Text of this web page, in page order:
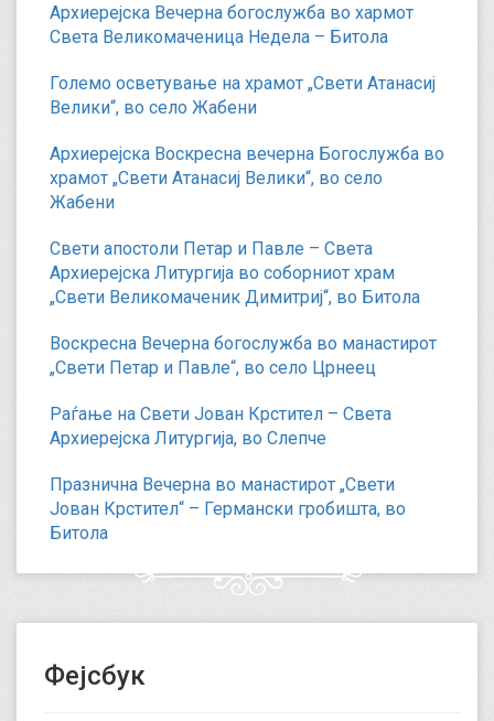
Архиерејска Вечерна богослужба во хармот
Света Великомаченица Недела – Битола
Големо осветување на храмот „Свети Атанасиј
Велики“, во село Жабени
Архиерејска Воскресна вечерна Богослужба во
храмот „Свети Атанасиј Велики“, во село
Жабени
Свети апостоли Петар и Павле – Света
Архиерејска Литургија во соборниот храм
„Свети Великомаченик Димитриј“, во Битола
Воскресна Вечерна богослужба во манастирот
„Свети Петар и Павле“, во село Црнеец
Раѓање на Свети Јован Крстител – Света
Архиерејска Литургија, во Слепче
Празнична Вечерна во манастирот „Свети
Јован Крстител“ – Германски гробишта, во
Битола
Фејсбук